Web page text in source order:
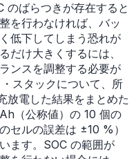
のばらつきが存在すると
を行わなければ、バッ
低下してしまう恐れが
だけ大きくするには、
ンスを調整する必要が
スタックについて、所
放電した結果をまとめた
（公称値）の 10 個の
セルの誤差は ±10 %）
ます。SOC の範囲が